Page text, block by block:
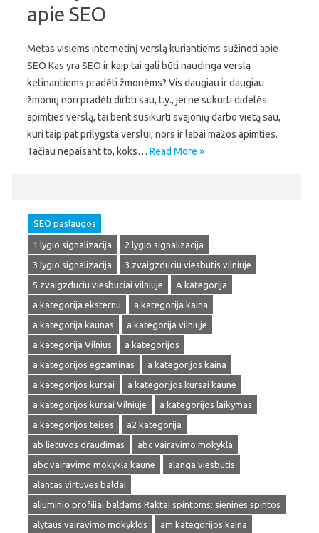
apie SEO
Metas visiems internetinį verslą kuriantiems sužinoti apie
SEO Kas yra SEO ir kaip tai gali būti naudinga verslą
ketinantiems pradėti žmonėms? Vis daugiau ir daugiau
žmonių nori pradėti dirbti sau, t.y., jei ne sukurti didelės
apimties verslą, tai bent susikurti svajonių darbo vietą sau,
kuri taip pat prilygsta verslui, nors ir labai mažos apimties.
Tačiau nepaisant to, koks… Read More »
SEO paslaugos
1 lygio signalizacija
2 lygio signalizacija
3 lygio signalizacija
3 zvaigzduciu viesbutis vilniuje
5 zvaigzduciu viesbuciai vilniuje
A kategorija
a kategorija eksternu
a kategorija kaina
a kategorija kaunas
a kategorija vilniuje
a kategorija Vilnius
a kategorijos
a kategorijos egzaminas
a kategorijos kaina
a kategorijos kursai
a kategorijos kursai kaune
a kategorijos kursai Vilniuje
a kategorijos laikymas
a kategorijos teises
a2 kategorija
ab lietuvos draudimas
abc vairavimo mokykla
abc vairavimo mokykla kaune
alanga viesbutis
alantas virtuves baldai
aliuminio profiliai baldams Raktai spintoms: sieninės spintos
alytaus vairavimo mokyklos
am kategorijos kaina